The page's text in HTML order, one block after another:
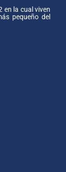
en la cual viven
pequeño del